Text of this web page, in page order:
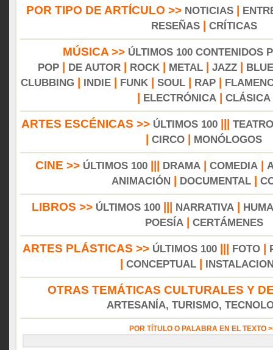
POR TIPO DE ARTÍCULO >> NOTICIAS|
RESEÑAS| CRÍTICAS
MÚSICA >> ÚLTIMOS 100 CONTENIDOS
POP
DE AUTOR ROCK METAL JAZZ
CLUBBING
INDIE FUNK SOUL RAP
ELECTRÓNICA CLÁSICA
ARTES ESCÉNICAS >> ÚLTIMOS 100||| TEATRO
CIRCO MONÓLOGOS
CINE >> ÚLTIMOS 100 DRAMA COMEDIA
ANIMACIÓN
DOCUMENTAL|
LIBROS >> ÚLTIMOS 100 NARRATIVA
POESÍA| CERTÁMENES
ARTES PLÁSTICAS >> ÚLTIMOS 100 FOTO
CONCEPTUAL
OTRAS TEMÁTICAS CULTURALES Y
ARTESANÍA, TURISMO,
POR TÍTULO O PALABRA EN EL TEXTO